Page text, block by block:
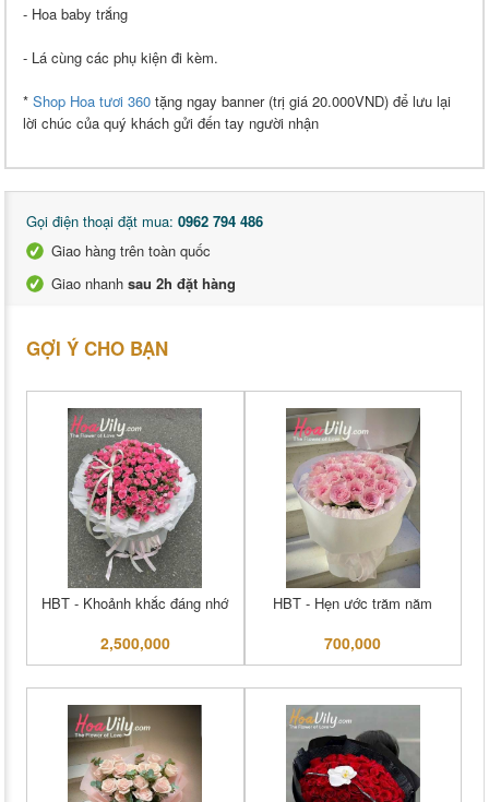
- Hoa baby trắng
- Lá cùng các phụ kiện đi kèm.
* Shop Hoa tươi 360 tặng ngay banner (trị giá 20.000VND) để lưu lại
lời chúc của quý khách gửi đến tay người nhận
Gọi điện thoại đặt mua: 0962 794 486
Giao hàng trên toàn quốc
Giao nhanh sau 2h đặt hàng
GỢI Ý CHO BẠN
HBT - Khoảnh khắc đáng nhớ
2,500,000
HBT - Hẹn ước trăm năm
700,000